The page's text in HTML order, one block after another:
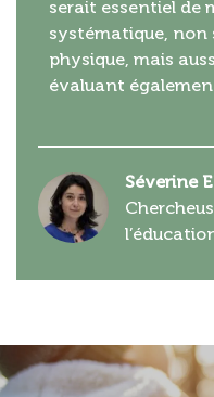
serait essentiel de
systématique, non
physique, mais
évaluant
Séverine